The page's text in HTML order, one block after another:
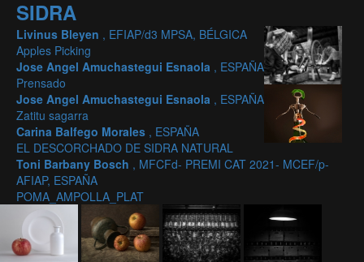
SIDRA
Livinus Bleyen , EFIAP/d3 MPSA, BÉLGICA
Apples Picking
Jose Angel Amuchastegui Esnaola , ESPAÑA
Prensado
Jose Angel Amuchastegui Esnaola , ESPAÑA
Zatitu sagarra
Carina Balfego Morales , ESPAÑA
EL DESCORCHADO DE SIDRA NATURAL
Toni Barbany Bosch , MFCFd- PREMI CAT 2021- MCEF/p-
AFIAP, ESPAÑA
POMA_AMPOLLA_PLAT